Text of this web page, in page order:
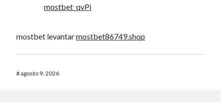
mostbet_qvPi
mostbet levantarmostbet86749.shop
#agosto 9, 2026